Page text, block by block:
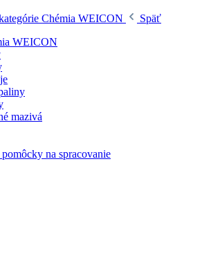
Chémia WEICON
Späť
WEICON
mazivá
na spracovanie